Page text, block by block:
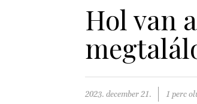
Hol van
2023. december 21. 1 perc